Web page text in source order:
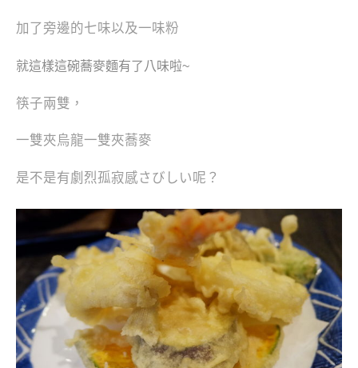
加了旁邊的七味以及一味粉
就這樣這碗蕎麥麵有了八味啦~
筷子兩雙，
一雙夾烏龍一雙夾蕎麥
是不是有劇烈孤寂感さびしい呢？